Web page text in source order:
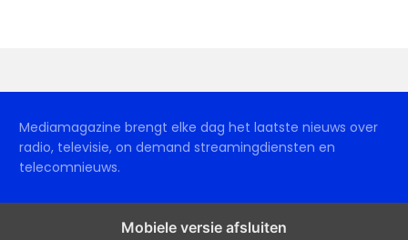
Mediamagazine brengt elke dag het laatste nieuws over
radio, televisie, on demand streamingdiensten en
telecomnieuws.
Mobiele versie afsluiten